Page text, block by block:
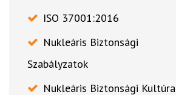
ISO 37001:2016
Nukleáris Biztonsági
Szabályzatok
Nukleáris Biztonsági Kultúra